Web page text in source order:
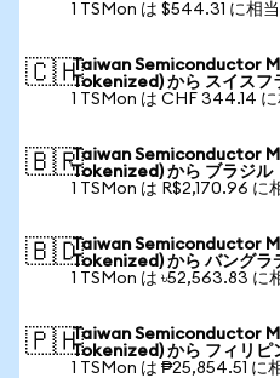
1 TSMon は $544.31 に相当
🇨🇭Taiwan Semiconductor
Tokenized) から スイスフ
1 TSMon は CHF 344.14 に
🇧🇷Taiwan Semiconductor
Tokenized) から ブラジル
1 TSMon は R$2,170.96 に
🇧🇩Taiwan Semiconductor
Tokenized) から バングラ
1 TSMon は ৳52,563.83 に
🇵🇭Taiwan Semiconductor
Tokenized) から フィリピ
1 TSMon は ₱25,854.51 に